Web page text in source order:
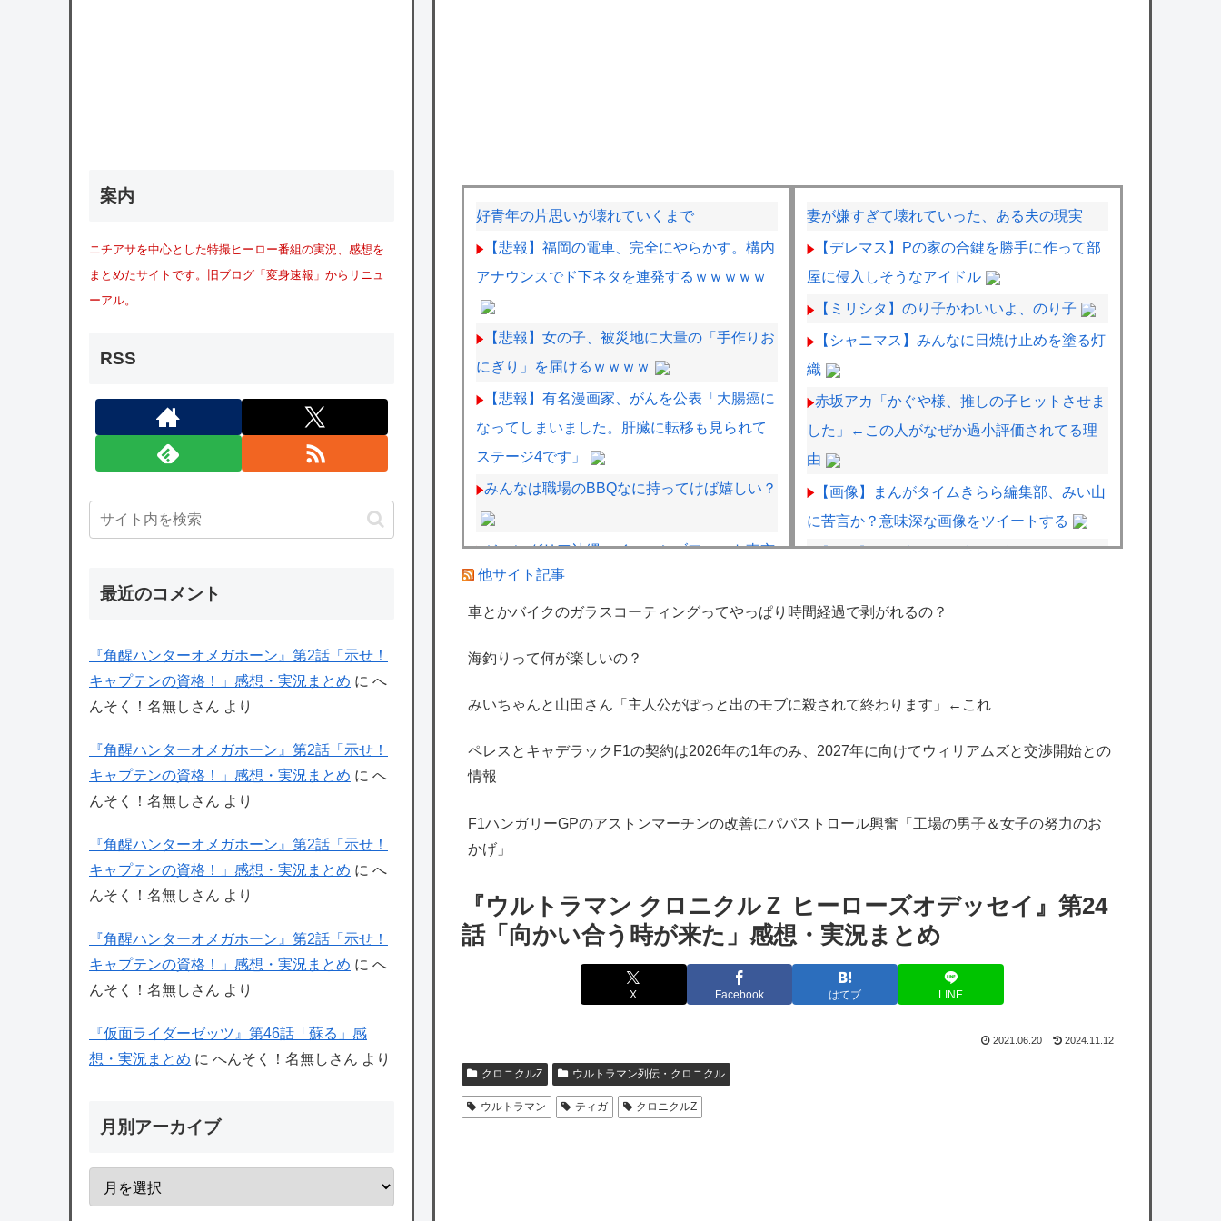
好青年の片思いが壊れていくまで
【悲報】福岡の電車、完全にやらかす。構内
アナウンスでド下ネタを連発するｗｗｗｗｗ
【悲報】女の子、被災地に大量の「手作りお
にぎり」を届けるｗｗｗｗ
【悲報】有名漫画家、がんを公表「大腸癌に
なってしまいました。肝臓に転移も見られて
ステージ4です」
みんなは職場のBBQなに持ってけば嬉しい？
ジャングリア沖縄、イマーシブフォート東京
の二の舞になりそうｗｗｗｗｗｗ
フェルスタッペンとレッドブルの新契約交渉
年のみ、2027年に向けてウィリアムズと交渉
海外「日本は特別！」日本の地震支援を申し
海外「勘弁して！」米国人が最も恐れる日本
の為替介入再びで海外が大騒ぎ
のは韓国人である理由がこちら…」→「日本
も感謝してるらしい…（ﾌﾞﾙﾌﾞﾙ」＝韓国の反
海外「日本よ、お前がナンバーワンだ」 熊
衝撃
★【ワートリ】細かい情報まで含めて構成さ
れたキャラの掛け合いだからなぁ（約100人）
妻が嫌すぎて壊れていった、ある夫の現実
【デレマス】Pの家の合鍵を勝手に作って部
屋に侵入しそうなアイドル
【ミリシタ】のり子かわいいよ、のり子
【シャニマス】みんなに日焼け止めを塗る灯
織
赤坂アカ「かぐや様、推しの子ヒットさせま
した」←この人がなぜか過小評価されてる理
由
【画像】まんがタイムきらら編集部、みい山
に苦言か？意味深な画像をツイートする
【画像】漫画家・桂正和、最新のパンツ＆お
出し方」「実写かと思いました」
【艦これ】煙幕してんのに大暴れしすぎちゃ
【艦これ】ヴァトールはなんて呼べばいいん
う！！！！！！
【ホロライブ】※杉田さんはねっ子神です
【ホロライブ】おかゆ・千速、お悩み相談ぶ
るんぶるん編まとめ『太もも雑談w』『千速
他サイト記事
車とかバイクのガラスコーティングってやっぱり時間経過で剥がれるの？
海釣りって何が楽しいの？
みいちゃんと山田さん「主人公がぽっと出のモブに殺されて終わります」←これ
ペレスとキャデラックF1の契約は2026年の1年のみ、2027年に向けてウィリアムズと交渉開始との
情報
F1ハンガリーGPのアストンマーチンの改善にパパストロール興奮「工場の男子＆女子の努力のお
かげ」
『ウルトラマン クロニクルＺ ヒーローズオデッセイ』第24
話「向かい合う時が来た」感想・実況まとめ
X Facebook はてブ LINE
2021.06.20 2024.11.12
クロニクルZ ウルトラマン列伝・クロニクル
ウルトラマン ティガ クロニクルZ
案内
ニチアサを中心とした特撮ヒーロー番組の実況、感想を
まとめたサイトです。旧ブログ「変身速報」からリニュ
ーアル。
RSS
最近のコメント
『角醒ハンターオメガホーン』第2話「示せ！
キャプテンの資格！」感想・実況まとめ に へ
んそく！名無しさん より
『角醒ハンターオメガホーン』第2話「示せ！
キャプテンの資格！」感想・実況まとめ に へ
んそく！名無しさん より
『角醒ハンターオメガホーン』第2話「示せ！
キャプテンの資格！」感想・実況まとめ に へ
んそく！名無しさん より
『角醒ハンターオメガホーン』第2話「示せ！
キャプテンの資格！」感想・実況まとめ に へ
んそく！名無しさん より
『仮面ライダーゼッツ』第46話「蘇る」感
想・実況まとめ に へんそく！名無しさん より
月別アーカイブ